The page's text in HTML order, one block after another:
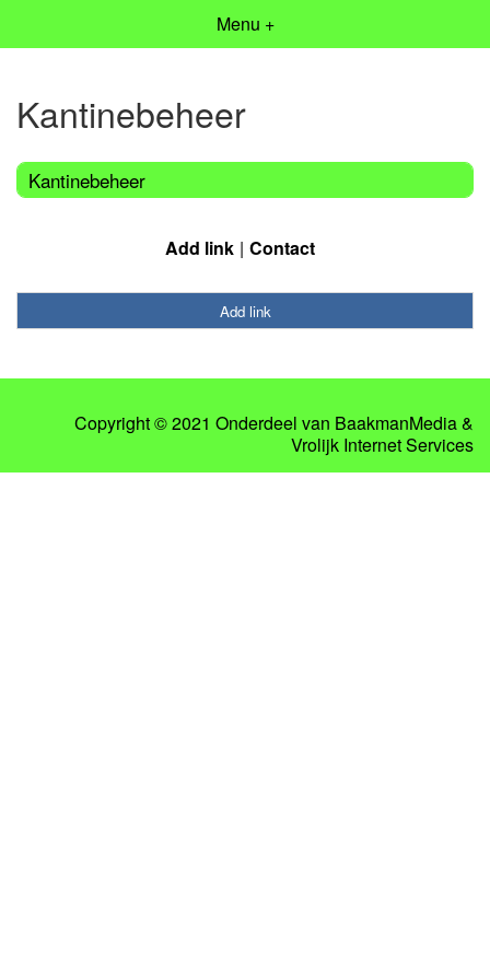
Menu +
Kantinebeheer
Kantinebeheer
Add link Contact
Add link
Copyright © 2021 Onderdeel van BaakmanMedia&
Vrolijk Internet Services